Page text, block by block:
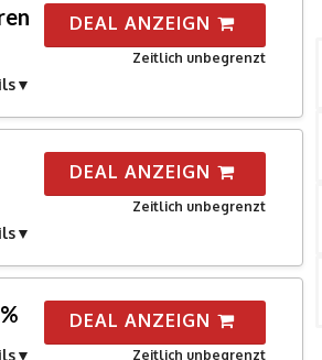
DEAL ANZEIGN
Zeitlich unbegrenzt
DEAL ANZEIGN
Zeitlich unbegrenzt
DEAL ANZEIGN
Zeitlich unbegrenzt